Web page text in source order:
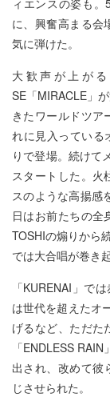
ィエンスの姿も
に、興奮高まる会
気に弾けた。
大歓声が上が
SE「MIRACLE」
きたワールドツア
れに見入っている
りで登場。続けて
スタートした。火
スのような高揚感
日はお前たちの全
TOSHIの煽りから
では大合唱が巻き
「KURENAI」で
は世代を超えたオ
げるなど、ただた
「ENDLESS
出され、改めて彼
じさせられた。